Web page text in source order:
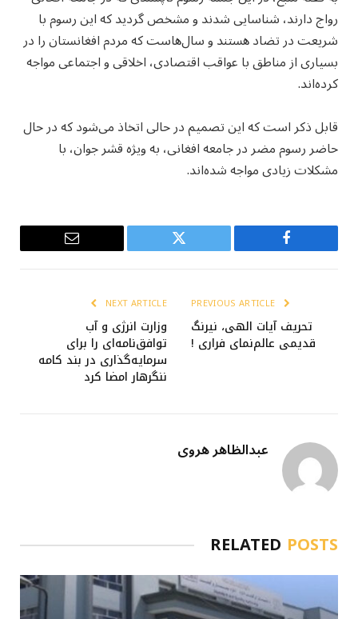
رواج دارند، شناسایی شدند و مشخص گردید که این رسوم با
شریعت در تضاد هستند و سال‌هاست که مردم افغانستان را در
بسیاری از مناطق با عواقب اقتصادی، اخلاقی و اجتماعی مواجه
کرده‌اند.
قابل ذکر است که این تصمیم در حالی اتخاذ می‌شود که در حال
حاضر رسوم مضر در جامعه افغانی، به ویژه قشر جوان، با
مشکلات زیادی مواجه شده‌اند.
Facebook
Twitter
Email
تحریف آیات الهی، نیرنگ
قدیمی عالم‌نمای فراری !
NEXT ARTICLE
وزارت انرژی و آب
توافق‌نامه‌ای را برای
سرمایه‌گذاری در بند کامه
ننگرهار امضا کرد
عبدالظاهر هروی
RELATED POSTS